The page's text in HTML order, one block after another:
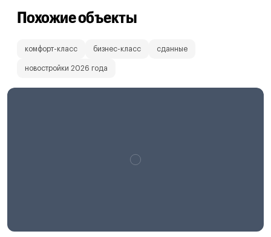
Похожие объекты
комфорт-класс бизнес-класс сданные
новостройки 2026 года